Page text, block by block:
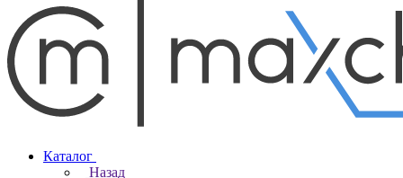
Каталог
Назад